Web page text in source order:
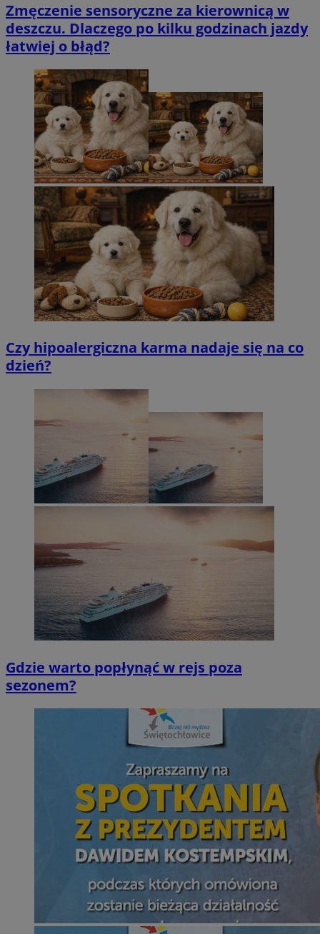
Zmęczenie sensoryczne za kierownicą w
deszczu. Dlaczego po kilku godzinach jazdy
łatwiej o błąd?
Czy hipoalergiczna karma nadaje się na co
dzień?
Gdzie warto popłynąć w rejs poza
sezonem?